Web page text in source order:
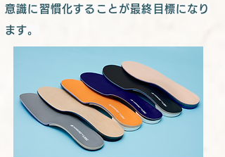
意識に習慣化することが最終目標になり
ます。